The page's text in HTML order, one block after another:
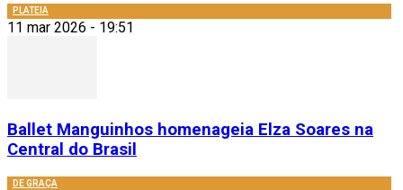
PLATEIA
11 mar 2026 - 19:51
Ballet Manguinhos homenageia Elza Soares na
Central do Brasil
DE GRAÇA